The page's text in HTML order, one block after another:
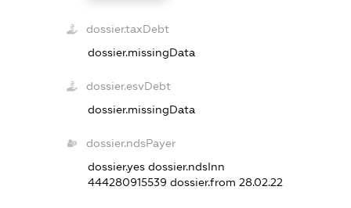
dossier.taxDebt
dossier.missingData
dossier.esvDebt
dossier.missingData
dossier.ndsPayer
dossier.yes dossier.ndsInn
444280915539 dossier.from 28.02.22